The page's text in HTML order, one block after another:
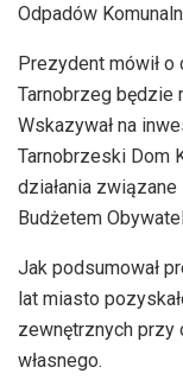
Odpadów
Prezydent mówił o
Tarnobrzeg będzie
Wskazywał na
Tarnobrzeski Dom
działania
Budżetem
Jak podsumował
lat miasto
zewnętrznych przy
własnego.